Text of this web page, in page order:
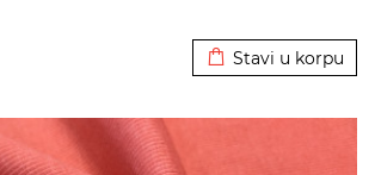
Stavi u korpu